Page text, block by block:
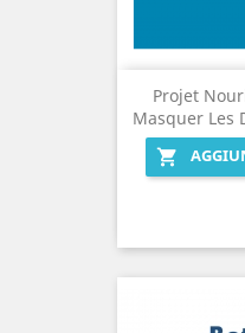
Projet
Masquer Les
